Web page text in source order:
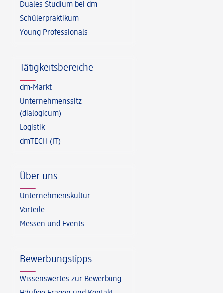
Duales Studium bei dm
Schülerpraktikum
Young Professionals
Tätigkeitsbereiche
dm-Markt
Unternehmenssitz
(dialogicum)
Logistik
dmTECH (IT)
Über uns
Unternehmenskultur
Vorteile
Messen und Events
Bewerbungstipps
Wissenswertes zur Bewerbung